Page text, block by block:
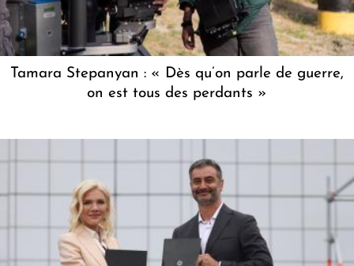
Tamara Stepanyan : « Dès qu’on parle de guerre,
on est tous des perdants »